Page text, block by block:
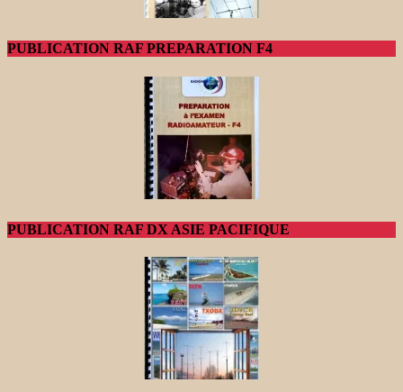
PUBLICATION RAF PREPARATION F4
PUBLICATION RAF DX ASIE PACIFIQUE